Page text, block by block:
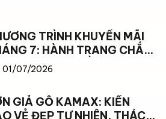
TRÌNH KHUYẾN MÃI
7: HÀNH TRANG CHẮP
– KAMAX ĐỒNG HÀNH
EM TỚI TRƯỜNG
01/07/2026
GIẢ GỖ KAMAX: KIẾN
VẺ ĐẸP TỰ NHIÊN, THÁCH